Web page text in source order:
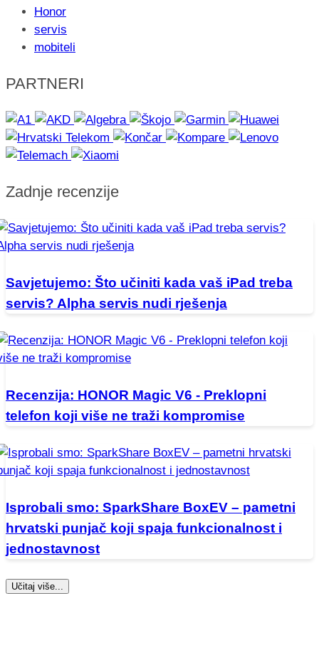
Honor
servis
mobiteli
PARTNERI
Zadnje recenzije
Savjetujemo: Što učiniti kada vaš iPad treba
servis? Alpha servis nudi rješenja
Recenzija: HONOR Magic V6 - Preklopni
telefon koji više ne traži kompromise
Isprobali smo: SparkShare BoxEV – pametni
hrvatski punjač koji spaja funkcionalnost i
jednostavnost
Učitaj više...